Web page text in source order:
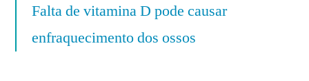
Falta de vitamina D pode causar
enfraquecimento dos ossos